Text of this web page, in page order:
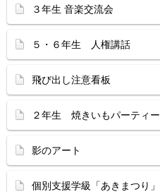
３年生 音楽交流会
５・６年生 人権講話
飛び出し注意看板
２年生 焼きいもパーティー
影のアート
個別支援学級「あきまつり」